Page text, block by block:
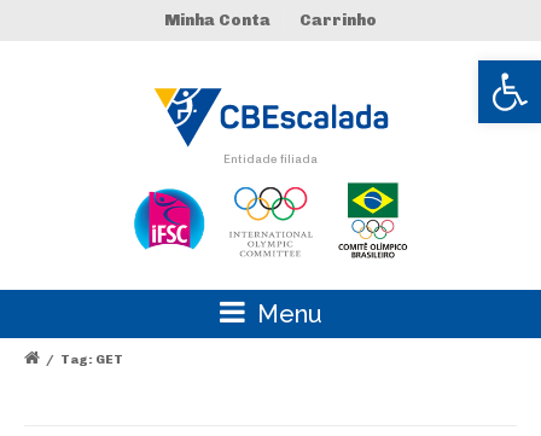
Abrir
Minha Conta Carrinho
Entidade filiada
Menu
/ Tag: GET